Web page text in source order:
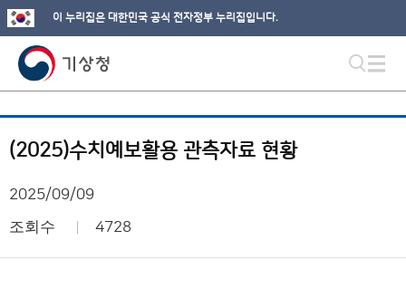
이 누리집은 대한민국 공식 전자정부 누리집입니다.
(2025)수치예보활용 관측자료 현황
2025/09/09
조회수 4728